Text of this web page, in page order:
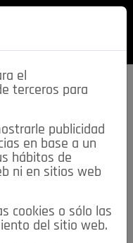
esta
el
terceros para
publicidad
en base a un
hábitos de
ni en sitios web
cookies o sólo las
del sitio web.